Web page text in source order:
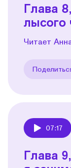
Глава
лысого
Читает
07:17
Глава